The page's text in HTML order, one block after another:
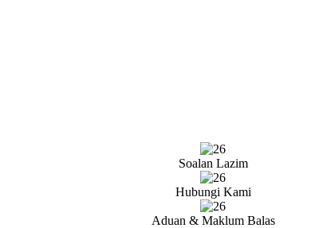
Soalan Lazim
Hubungi Kami
Aduan & Maklum Balas